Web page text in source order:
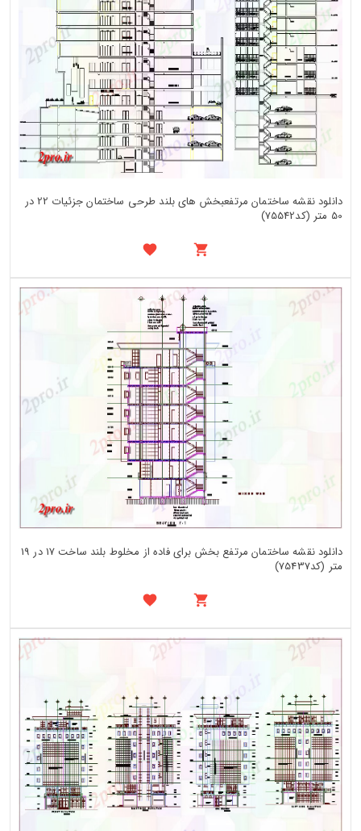
دانلود نقشه ساختمان مرتفعبخش های بلند طرحی ساختمان جزئیات 22 در
50 متر (کد75542)
دانلود نقشه ساختمان مرتفع بخش برای فاده از مخلوط بلند ساخت 17 در 19
متر (کد75437)